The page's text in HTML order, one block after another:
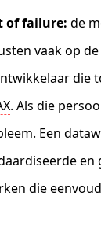
of failure: de
vaak op
die
. Als die
Een
en
die